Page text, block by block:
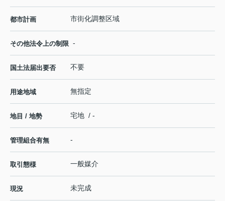
都市計画 市街化調整区域
その他法令上の制限 -
国土法届出要否 不要
用途地域 無指定
地目 / 地勢 宅地 / -
管理組合有無 -
取引態様 一般媒介
現況 未完成